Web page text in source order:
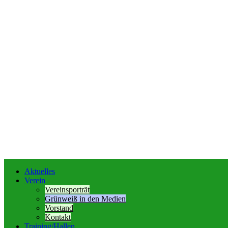
Aktuelles
Verein
Vereinsporträt
Grünweiß in den Medien
Vorstand
Kontakt
Training/Hallen